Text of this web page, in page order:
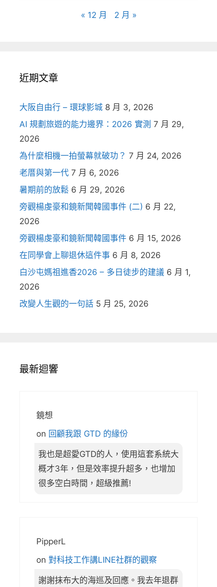
« 12 月 2 月 »
近期文章
大阪自由行 – 環球影城 8 月 3, 2026
AI 規劃旅遊的能力邊界：2026 實測 7 月 29,
2026
為什麼相機一拍螢幕就破功？ 7 月 24, 2026
老厝與第一代 7 月 6, 2026
暑期前的放鬆 6 月 29, 2026
旁觀楊虔豪和鏡新聞韓國事件 (二) 6 月 22,
2026
旁觀楊虔豪和鏡新聞韓國事件 6 月 15, 2026
在同學會上聊退休這件事 6 月 8, 2026
白沙屯媽祖進香2026 – 多日徒步的建議 6 月 1,
2026
改變人生觀的一句話 5 月 25, 2026
最新迴響
鏡想
on 回顧我跟 GTD 的緣份
我也是超愛GTD的人，使用這套系統大
概才3年，但是效率提升超多，也增加
很多空白時間，超級推薦!
PipperL
on 對科技工作講LINE社群的觀察
謝謝抹布大的海巡及回應。我去年退群